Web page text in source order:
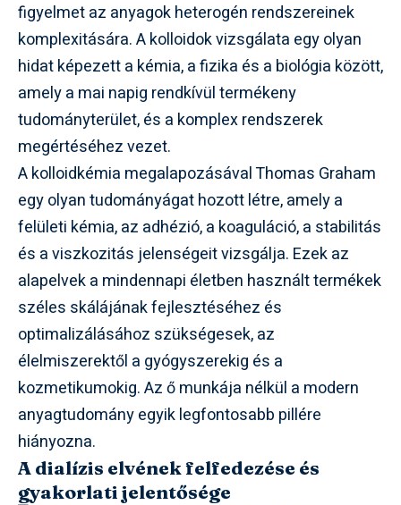
figyelmet az anyagok heterogén rendszereinek
komplexitására. A kolloidok vizsgálata egy olyan
hidat képezett a kémia, a fizika és a biológia között,
amely a mai napig rendkívül termékeny
tudományterület, és a komplex rendszerek
megértéséhez vezet.
A kolloidkémia megalapozásával Thomas Graham
egy olyan tudományágat hozott létre, amely a
felületi kémia, az adhézió, a koaguláció, a stabilitás
és a viszkozitás jelenségeit vizsgálja. Ezek az
alapelvek a mindennapi életben használt termékek
széles skálájának fejlesztéséhez és
optimalizálásához szükségesek, az
élelmiszerektől a gyógyszerekig és a
kozmetikumokig. Az ő munkája nélkül a modern
anyagtudomány egyik legfontosabb pillére
hiányozna.
A dialízis elvének felfedezése és
gyakorlati jelentősége